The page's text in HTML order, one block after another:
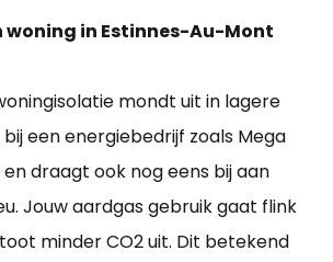
in Estinnes-Au-Mont
mondt uit in lagere
een energiebedrijf zoals Mega
en draagt ook nog eens bij aan
Jouw aardgas gebruik gaat flink
minder CO2 uit. Dit betekend